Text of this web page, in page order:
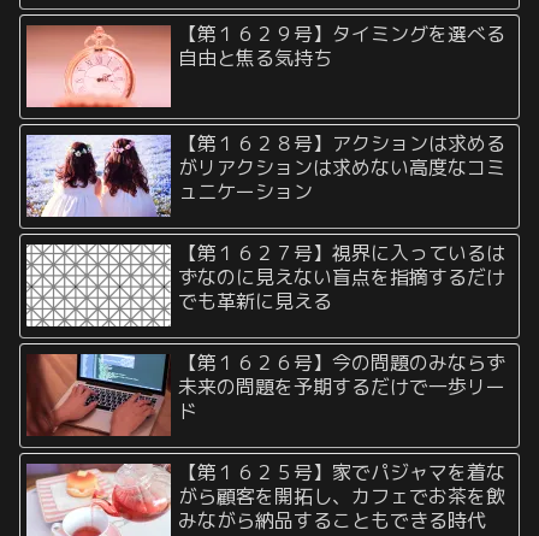
【第１６２９号】タイミングを選べる
自由と焦る気持ち
【第１６２８号】アクションは求める
がリアクションは求めない高度なコミ
ュニケーション
【第１６２７号】視界に入っているは
ずなのに見えない盲点を指摘するだけ
でも革新に見える
【第１６２６号】今の問題のみならず
未来の問題を予期するだけで一歩リー
ド
【第１６２５号】家でパジャマを着な
がら顧客を開拓し、カフェでお茶を飲
みながら納品することもできる時代